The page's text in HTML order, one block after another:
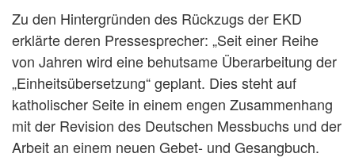
Zu den Hintergründen des Rückzugs der EKD
erklärte deren Pressesprecher: „Seit einer Reihe
von Jahren wird eine behutsame Überarbeitung der
„Einheitsübersetzung“ geplant. Dies steht auf
katholischer Seite in einem engen Zusammenhang
mit der Revision des Deutschen Messbuchs und der
Arbeit an einem neuen Gebet- und Gesangbuch.